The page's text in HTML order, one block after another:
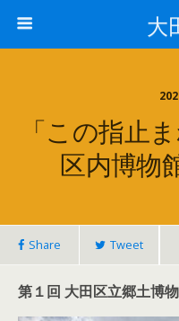
大
「この指止
区内博物
Share Tweet
第１回 大田区立郷土博